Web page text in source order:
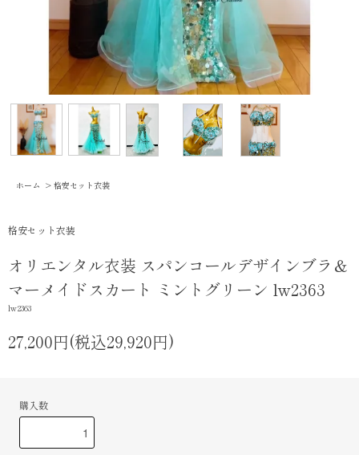
ホーム > 格安セット衣装
格安セット衣装
オリエンタル衣装 スパンコールデザインブラ＆
マーメイドスカート ミントグリーン lw2363
lw2363
27,200円(税込29,920円)
購入数